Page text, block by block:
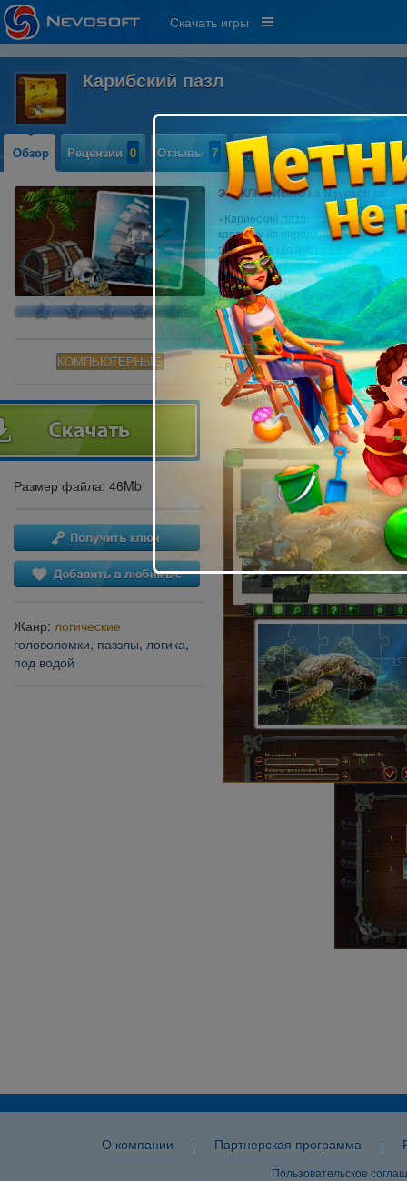
Скачать игры
Карибский пазл
Обзор Рецензии 0 Отзывы 7 Прохождение 0
КОМПЬЮТЕРНЫЕ
Размер файла: 46Mb
Жанр: логические
головоломки, паззлы, логика,
под водой
ЭКСКЛЮЗИВНО на Nevosoft.ru!
«Карибский пазл» - это новая
картинку из определенного
элементов (до 300) по вашему
специальный карман, куда можно
Сложность уровней игрок тоже
доступен для всех возрастов.
Системные требования:
- OS: Windows XP/Vista/Win7
- CPU: 1.0 GHz
- RAM: 512 MB
- DirectX: 9.0
- Hard Drive: 35 MB
О компании | Партнерская программа |
Пользовательское